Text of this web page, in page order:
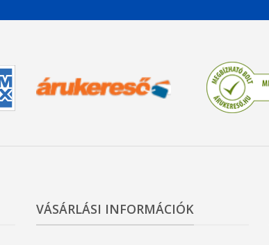
VÁSÁRLÁSI INFORMÁCIÓK